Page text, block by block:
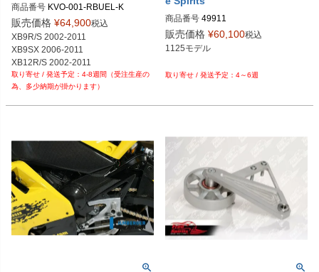
商品番号 KVO-001-RBUEL-K
KVO.001.RBUEL.K
販売価格 ¥64,900税込
XB9R/S 2002-2011
XB9SX 2006-2011
XB12R/S 2002-2011
XB12SS 2006-2011
XB 12 Ullysses 2006-2011
4-8週間（受注生産の
為、多少納期が掛かります）
商品番号 49911
販売価格 ¥60,100税込
1125モデル
4～6週